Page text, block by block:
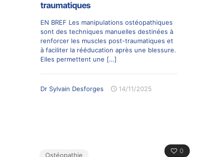
traumatiques
EN BREF Les manipulations ostéopathiques
sont des techniques manuelles destinées à
renforcer les muscles post-traumatiques et
à faciliter la rééducation après une blessure.
Elles permettent une […]
Dr Sylvain Desforges 14/11/2025
0
Ostéopathie